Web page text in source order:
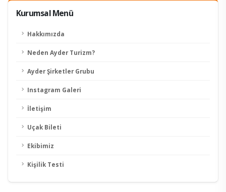
Kurumsal Menü
Hakkımızda
Neden Ayder Turizm?
Ayder Şirketler Grubu
Instagram Galeri
İletişim
Uçak Bileti
Ekibimiz
Kişilik Testi